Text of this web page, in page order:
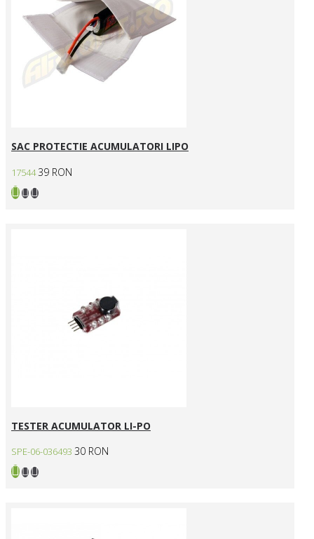
SAC PROTECTIE ACUMULATORI LIPO
17544 39 RON
TESTER ACUMULATOR LI-PO
SPE-06-036493 30 RON